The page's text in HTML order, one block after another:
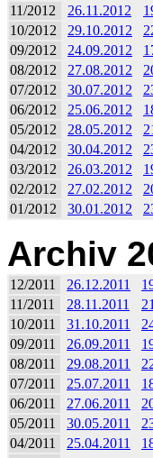
11/2012
26.11.2012
10/2012
29.10.2012
09/2012
24.09.2012
08/2012
27.08.2012
07/2012
30.07.2012
06/2012
25.06.2012
05/2012
28.05.2012
04/2012
30.04.2012
03/2012
26.03.2012
02/2012
27.02.2012
01/2012
30.01.2012
Archiv
12/2011 26.12.2011
11/2011
28.11.2011
10/2011
31.10.2011
09/2011
26.09.2011
08/2011
29.08.2011
07/2011
25.07.2011
06/2011
27.06.2011
05/2011
30.05.2011
04/2011
25.04.2011